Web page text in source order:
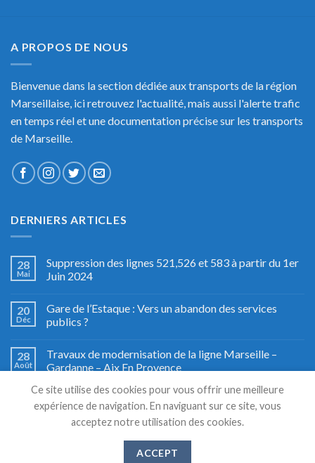
A PROPOS DE NOUS
Bienvenue dans la section dédiée aux transports de la région
Marseillaise, ici retrouvez l'actualité, mais aussi l'alerte trafic
en temps réel et une documentation précise sur les transports
de Marseille.
DERNIERS ARTICLES
28
Mai
Suppression des lignes 521,526 et 583 à partir du 1er
Juin 2024
20
Déc
Gare de l’Estaque : Vers un abandon des services
publics ?
28
Août
Travaux de modernisation de la ligne Marseille –
Gardanne – Aix En Provence
Fête du train à Miramas, le grand retour
Copyright 2026 © TSM TRANSPORTS
Ce site utilise des cookies pour vous offrir une meilleure
expérience de navigation. En naviguant sur ce site, vous
acceptez notre utilisation des cookies.
ACCEPT